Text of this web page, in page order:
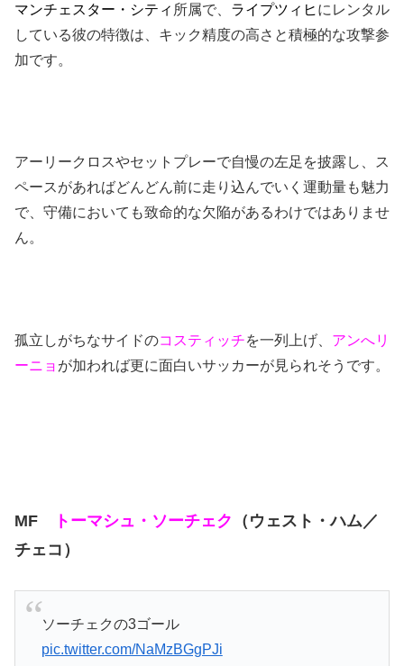
マンチェスター・シティ 所属で、 ライプツィヒ にレンタル
している彼の特徴は、キック精度の高さと積極的な攻撃参
加です。
アーリークロスやセットプレーで自慢の左足を披露し、ス
ペースがあればどんどん前に走り込んでいく運動量も魅力
で、守備においても致命的な欠陥があるわけではありませ
ん。
孤立しがちなサイドのコスティッチを一列上げ、 アンへリ
ーニョ が加われば更に面白いサッカーが見られそうです。
MF トーマシュ・ソーチェク （ウェスト・ハム／
チェコ）
ソーチェクの3ゴール
pic.twitter.com/NaMzBGgPJi